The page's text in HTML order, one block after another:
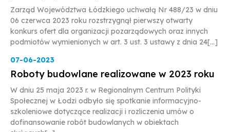
Zarząd Województwa Łódzkiego uchwałą Nr 488/23 w dniu
06 czerwca 2023 roku rozstrzygnął pierwszy otwarty
konkurs ofert dla organizacji pozarządowych oraz innych
podmiotów wymienionych w art. 3 ust. 3 ustawy z dnia 24[...]
07-06-2023
Roboty budowlane realizowane w 2023 roku
W dniu 25 maja 2023 r. w Regionalnym Centrum Polityki
Społecznej w Łodzi odbyło się spotkanie informacyjno-
szkoleniowe dotyczące realizacji i rozliczenia umów o
dofinansowanie robót budowlanych w obiektach